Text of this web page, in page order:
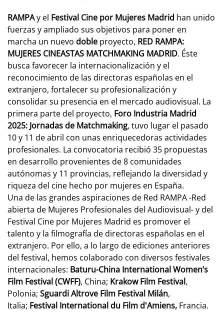
RAMPAy el Festival Cine por Mujeres Madrid han unido
fuerzas y ampliado sus objetivos para poner en
marcha un nuevo doble proyecto, RED RAMPA:
MUJERES CINEASTAS MATCHMAKING MADRID. Éste
busca favorecer la internacionalización y el
reconocimiento de las directoras españolas en el
extranjero, fortalecer su profesionalización y
consolidar su presencia en el mercado audiovisual. La
primera parte del proyecto, Foro Industria Madrid
2025: Jornadas de Matchmaking, tuvo lugar el pasado
10 y 11 de abril con unas enriquecedoras actividades
profesionales. La convocatoria recibió 35 propuestas
en desarrollo provenientes de 8 comunidades
autónomas y 11 provincias, reflejando la diversidad y
riqueza del cine hecho por mujeres en España.
Una de las grandes aspiraciones de Red RAMPA -Red
abierta de Mujeres Profesionales del Audiovisual- y del
Festival Cine por Mujeres Madrid es promover el
talento y la filmografía de directoras españolas en el
extranjero. Por ello, a lo largo de ediciones anteriores
del festival, hemos colaborado con diversos festivales
internacionales: Baturu-China International Women’s
Film Festival (CWFF), China; Krakow Film Festival,
Polonia; Sguardi Altrove Film Festival Milán,
Italia; Festival International du Film d'Amiens, Francia.